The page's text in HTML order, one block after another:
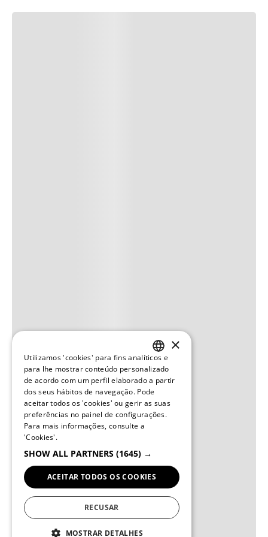
PORTUGUESE
ENGLISH
×
Utilizamos 'cookies' para fins analíticos e
para lhe mostrar conteúdo personalizado
de acordo com um perfil elaborado a partir
dos seus hábitos de navegação. Pode
aceitar todos os 'cookies' ou gerir as suas
preferências no painel de configurações.
Para mais informações, consulte a
'Cookies'.
SHOW ALL PARTNERS (1645) →
ACEITAR TODOS OS COOKIES
RECUSAR
MOSTRAR DETALHES